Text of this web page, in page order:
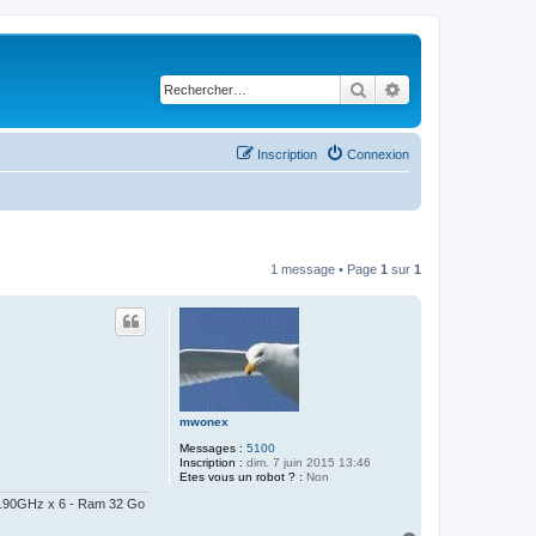
Rechercher
Connexion
Inscription
1 message • Page 1 sur 1
mwonex
Messages : 5100
Inscription : dim. 7 juin 2015 13:46
Etes vous un robot ? : Non
x 6 - Ram 32 Go